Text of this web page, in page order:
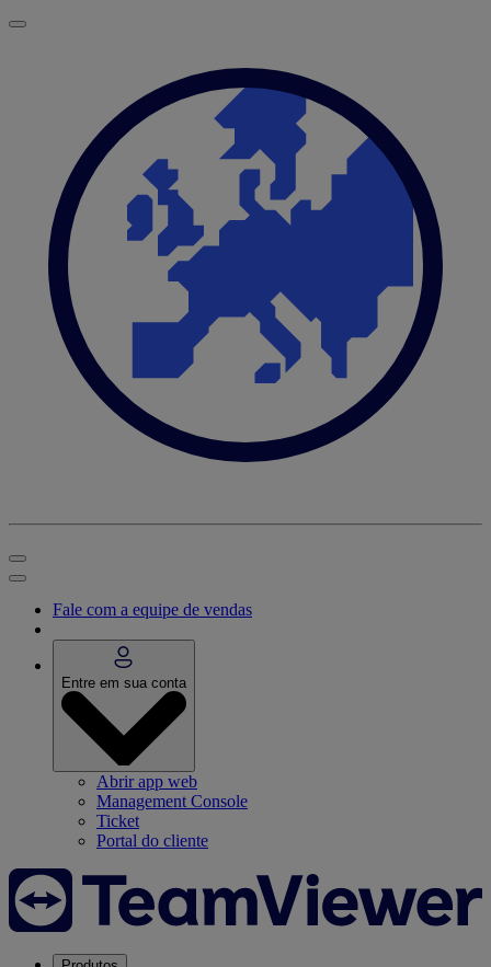
Fale com a equipe de vendas
Entre em sua conta
Abrir app web
Management Console
Ticket
Portal do cliente